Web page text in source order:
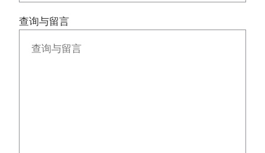
查询与留言